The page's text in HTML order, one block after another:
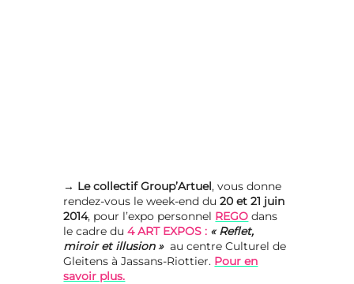
→ Le collectif Group’Artuel, vous donne
rendez-vous le week-end du20 et 21 juin
2014, pour l’expo personnel REGO dans
le cadre du4 ART EXPOS : « Reflet,
miroir et illusion » au centre Culturel de
Gleitens à Jassans-Riottier. Pour en
savoir plus.